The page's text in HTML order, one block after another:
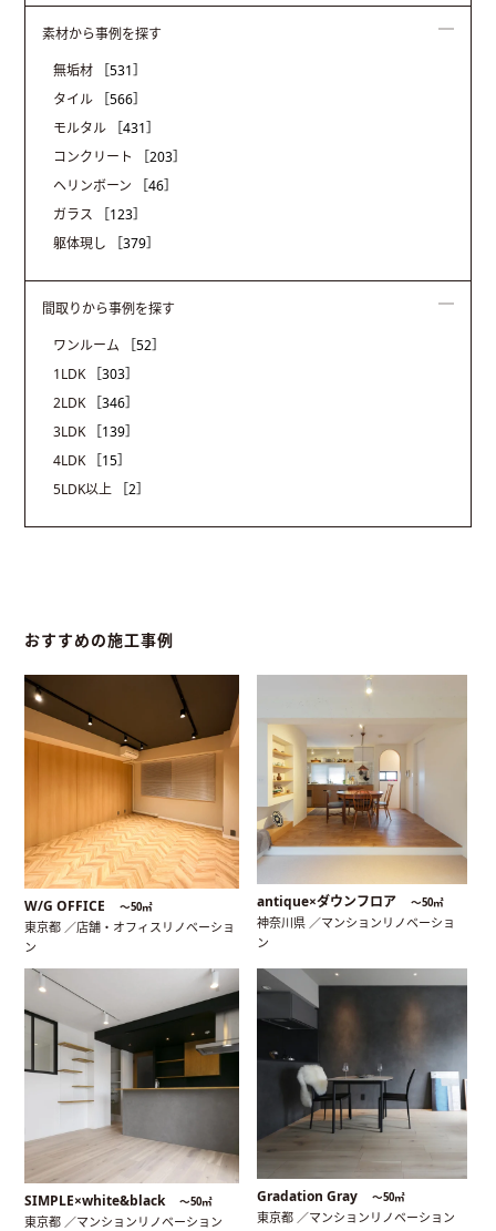
素材から事例を探す
無垢材
［531］
タイル
［566］
モルタル
［431］
コンクリート
［203］
ヘリンボーン
［46］
ガラス
［123］
躯体現し
［379］
間取りから事例を探す
ワンルーム
［52］
1LDK
［303］
2LDK
［346］
3LDK
［139］
4LDK
［15］
5LDK以上
［2］
おすすめの施工事例
W/G OFFICE 〜50㎡
東京都 ／店舗・オフィスリノベーショ
ン
antique×ダウンフロア 〜50㎡
神奈川県 ／マンションリノベーショ
ン
SIMPLE×white&black 〜50㎡
東京都 ／マンションリノベーション
Gradation Gray 〜50㎡
東京都 ／マンションリノベーション